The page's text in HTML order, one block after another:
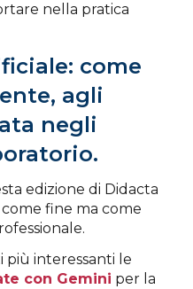
nella pratica
come
agli
negli
edizione di Didacta
fine ma come
più interessanti le
con Gemini per la